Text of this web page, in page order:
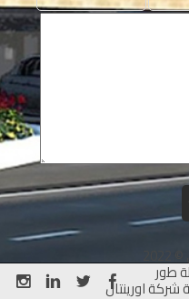
الموحدة للتطوير العقاري © 2022
طور
اورينتال